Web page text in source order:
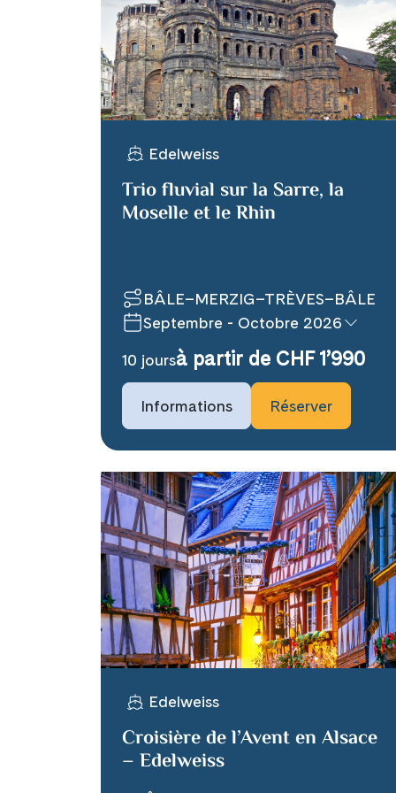
X
Telegram
Edelweiss
Trio fluvial sur la Sarre, la
Moselle et le Rhin
BÂLE–MERZIG–TRÈVES–BÂLE
Septembre - Octobre 2026
10 joursà partir de CHF 1’990
Informations Réserver
Edelweiss
Croisière de l’Avent en Alsace
– Edelweiss